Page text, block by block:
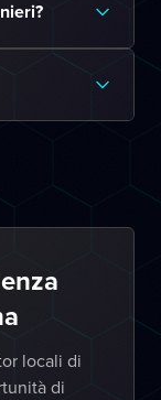
locali di
di